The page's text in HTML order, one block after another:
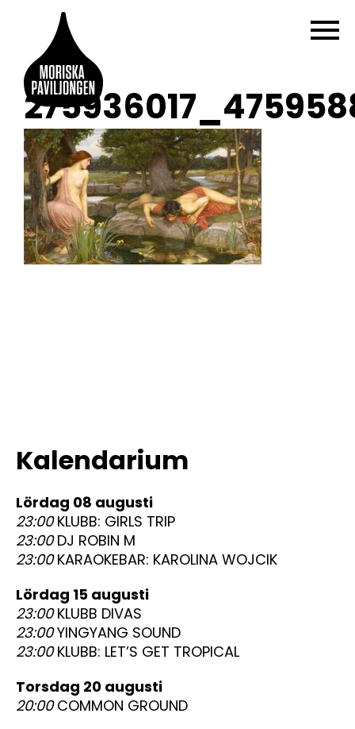
Kalendarium
lördag 08 augusti
23:00KLUBB: GIRLS TRIP
23:00DJ ROBIN M
23:00KARAOKEBAR: KAROLINA WOJCIK
lördag 15 augusti
23:00KLUBB DIVAS
23:00YINGYANG SOUND
23:00KLUBB: LET’S GET TROPICAL
torsdag 20 augusti
20:00COMMON GROUND